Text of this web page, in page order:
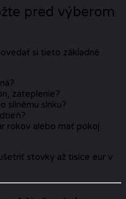
pred výberom
si tieto základné
zateplenie?
silnému slnku?
rokov alebo mať pokoj
stovky až tisíce eur v